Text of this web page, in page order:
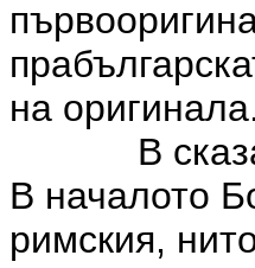
на оригинала.
В
В началото
римския,